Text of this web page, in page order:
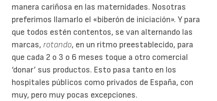
manera cariñosa en las maternidades. Nosotras
preferimos llamarlo el «biberón de iniciación». Y para
que todos estén contentos, se van alternando las
marcas, rotando, en un ritmo preestablecido, para
que cada 2 o 3 o 6 meses toque a otro comercial
‘donar’ sus productos. Esto pasa tanto en los
hospitales públicos como privados de España, con
muy, pero muy pocas excepciones.